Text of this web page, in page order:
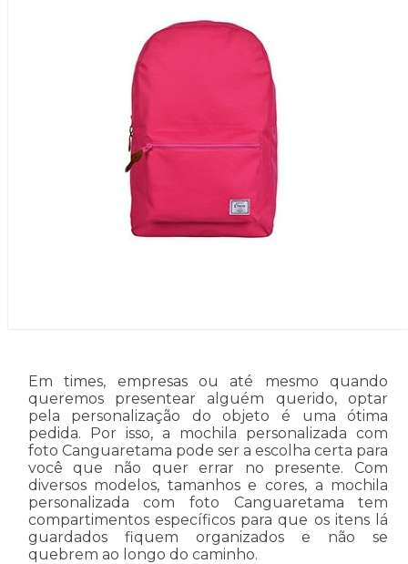
Em times, empresas ou até mesmo quando
queremos presentear alguém querido, optar
pela personalização do objeto é uma ótima
pedida. Por isso, a mochila personalizada com
foto Canguaretama pode ser a escolha certa para
você que não quer errar no presente. Com
diversos modelos, tamanhos e cores, a mochila
personalizada com foto Canguaretama tem
compartimentos específicos para que os itens lá
guardados fiquem organizados e não se
quebrem ao longo do caminho.